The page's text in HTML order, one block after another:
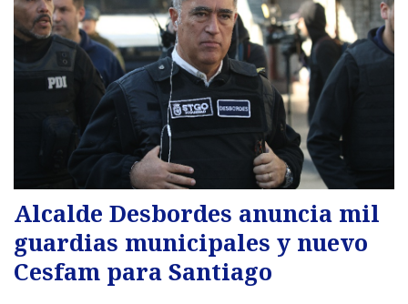
Alcalde Desbordes anuncia mil
guardias municipales y nuevo
Cesfam para Santiago